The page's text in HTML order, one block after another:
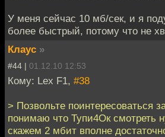
У меня сейчас 10 мб/сек, и я
более быстрый, потому что не
Клаус »
#44 | 01.12.10 12:53
Кому: Lex F1, #38
> Позвольте поинтересоваться
понимаю что Тупи4Ок смотреть
скажем 2 мбит вполне